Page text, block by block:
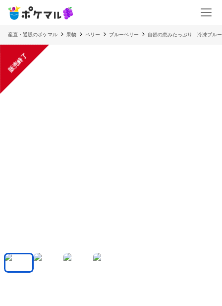
産直・通販のポケマル 果物 ベリー ブルーベリー 自然の恵みたっぷり 冷凍ブル
販売終了